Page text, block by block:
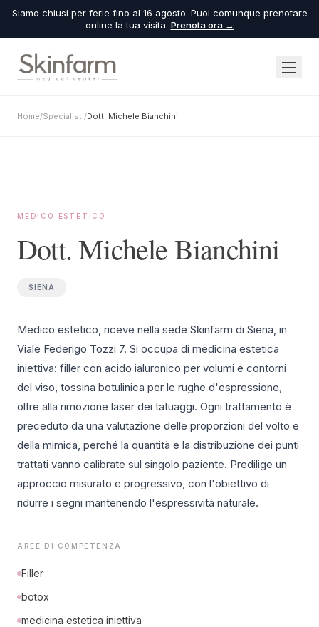
Siamo chiusi per ferie fino al 16 agosto. Puoi comunque prenotare
online la tua visita. Prenota ora →
Home/Specialisti/Dott. Michele Bianchini
MEDICO ESTETICO
Dott. Michele Bianchini
SIENA
Medico estetico, riceve nella sede Skinfarm di Siena, in
Viale Federigo Tozzi 7. Si occupa di medicina estetica
iniettiva: filler con acido ialuronico per volumi e contorni
del viso, tossina botulinica per le rughe d'espressione,
oltre alla rimozione laser dei tatuaggi. Ogni trattamento è
preceduto da una valutazione delle proporzioni del volto e
della mimica, perché la quantità e la distribuzione dei punti
trattati vanno calibrate sul singolo paziente. Predilige un
approccio misurato e progressivo, con l'obiettivo di
ridurre i segni mantenendo l'espressività naturale.
AREE DI COMPETENZA
Filler
botox
medicina estetica iniettiva